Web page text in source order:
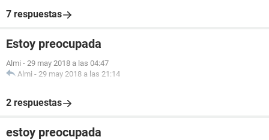
7 respuestas
Estoy preocupada
Almi - 29 may 2018 a las 04:47
Almi - 29 may 2018 a las 21:14
2 respuestas
estoy preocupada